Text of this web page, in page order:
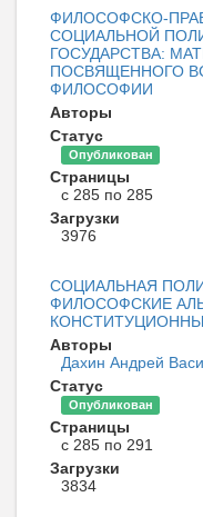
ФИЛОСОФСКО-
СОЦИАЛЬНОЙ
ГОСУДАРСТВА:
ПОСВЯЩЕННОГО
ФИЛОСОФИИ
Авторы
Статус
Опубликован
Страницы
с 285 по 285
Загрузки
3976
СОЦИАЛЬНАЯ
ФИЛОСОФСКИЕ
Авторы
Дахин Андрей
Статус
Опубликован
Страницы
с 285 по 291
Загрузки
3834